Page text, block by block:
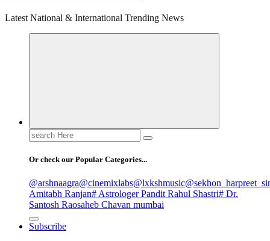
Latest National & International Trending News
Search
for:
Or check our Popular Categories...
@arshnaagra@cinemixlabs@lxkshmusic
Amitabh Ranjan# Astrologer Pandit Rahul Shastri# Dr.
Santosh Raosaheb Chavan mumbai
Subscribe